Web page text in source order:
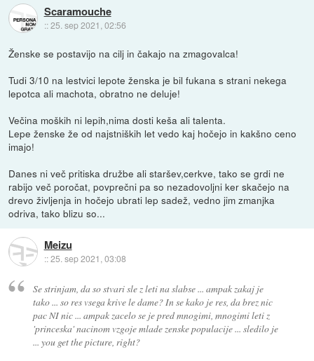
Scaramouche
::25. sep 2021, 02:56
Ženske se postavijo na cilj in čakajo na zmagovalca!
Tudi 3/10 na lestvici lepote ženska je bil fukana s strani nekega
lepotca ali machota, obratno ne deluje!
Večina moških ni lepih,nima dosti keša ali talenta.
Lepe ženske že od najstniških let vedo kaj hočejo in kakšno ceno
imajo!
Danes ni več pritiska družbe ali staršev,cerkve, tako se grdi ne
rabijo več poročat, povprečni pa so nezadovoljni ker skačejo na
drevo življenja in hočejo ubrati lep sadež, vedno jim zmanjka
odriva, tako blizu so...
Meizu
::25. sep 2021, 03:08
Se strinjam, da so stvari sle z leti na slabse ... ampak zakaj je
tako ... so res vsega krive le dame? In se kako je res, da brez nic
pac NI nic ... ampak zacelo se je pred mnogimi, mnogimi leti z
'princeska' nacinom vzgoje mlade zenske populacije ... sledilo je
... you get the picture, right?